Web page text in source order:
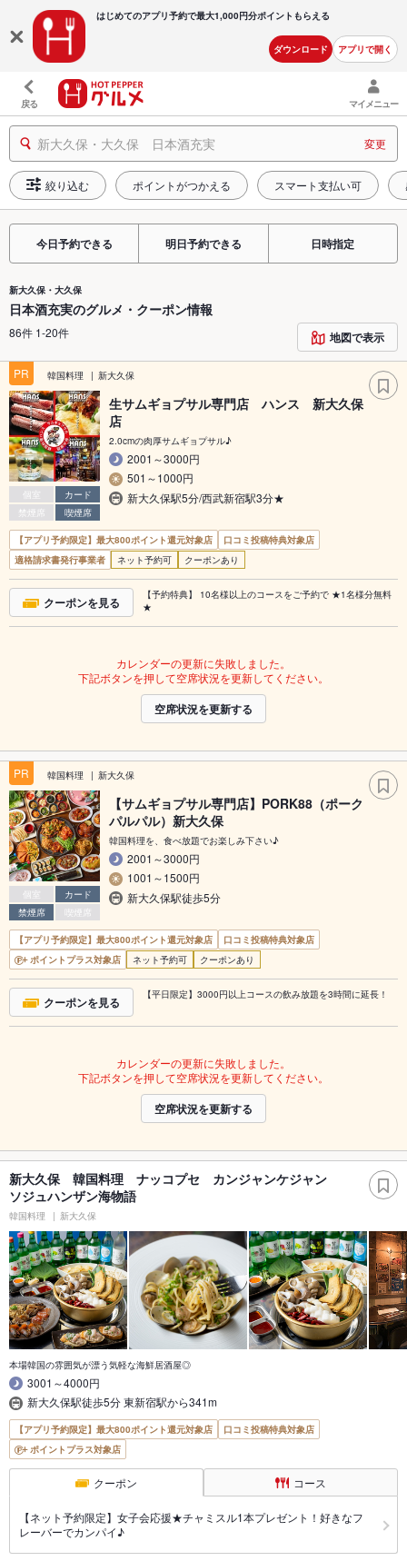
はじめてのアプリ予約で最大1,000円分ポイントもらえる
ダウンロード アプリで開く
戻る マイメニュー
新大久保・大久保 日本酒充実 変更
絞り込む ポイントがつかえる スマート支払い可
今日予約できる 明日予約できる 日時指定
新大久保・大久保
日本酒充実のグルメ・クーポン情報
86件 1-20件 地図で表示
PR 韓国料理 新大久保
個室
カード
禁煙席
喫煙席
生サムギョプサル専門店 ハンス 新大久保
店
2.0cmの肉厚サムギョプサル♪
2001～3000円
501～1000円
新大久保駅5分/西武新宿駅3分★
【アプリ予約限定】最大800ポイント還元対象店
口コミ投稿特典対象店
適格請求書発行事業者
ネット予約可 クーポンあり
クーポンを見る
【予約特典】 10名様以上のコースをご予約で ★1名様分無料
★
カレンダーの更新に失敗しました。
下記ボタンを押して空席状況を更新してください。
空席状況を更新する
PR 韓国料理 新大久保
個室
カード
禁煙席
喫煙席
【サムギョプサル専門店】PORK88（ポーク
パルパル）新大久保
韓国料理を、食べ放題でお楽しみ下さい♪
2001～3000円
1001～1500円
新大久保駅徒歩5分
【アプリ予約限定】最大800ポイント還元対象店
口コミ投稿特典対象店
ポイントプラス対象店
ネット予約可 クーポンあり
クーポンを見る 【平日限定】3000円以上コースの飲み放題を3時間に延長！
カレンダーの更新に失敗しました。
下記ボタンを押して空席状況を更新してください。
空席状況を更新する
新大久保 韓国料理 ナッコプセ カンジャンケジャン
ソジュハンザン海物語
韓国料理 新大久保
本場韓国の雰囲気が漂う気軽な海鮮居酒屋◎
3001～4000円
新大久保駅徒歩5分 東新宿駅から341m
【アプリ予約限定】最大800ポイント還元対象店
口コミ投稿特典対象店
ポイントプラス対象店
クーポン コース
【ネット予約限定】女子会応援★チャミスル1本プレゼント！好きなフ
レーバーでカンパイ♪